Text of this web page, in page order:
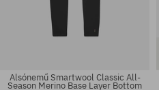
Alsónemű Smartwool Classic All-
Season Merino Base Layer Bottom